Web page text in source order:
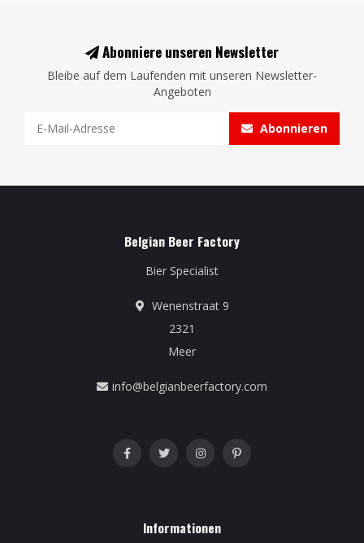
Abonniere unseren Newsletter
Bleibe auf dem Laufenden mit unseren Newsletter-
Angeboten
Abonnieren
Belgian Beer Factory
Bier Specialist
Wenenstraat 9
2321
Meer
info@belgianbeerfactory.com
Informationen